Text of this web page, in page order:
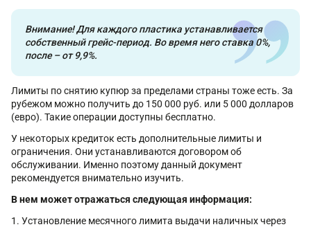
Внимание! Для каждого пластика устанавливается
собственный грейс-период. Во время него ставка 0%,
после – от 9,9%.
Лимиты по снятию купюр за пределами страны тоже есть. За
рубежом можно получить до 150 000 руб. или 5 000 долларов
(евро). Такие операции доступны бесплатно.
У некоторых кредиток есть дополнительные лимиты и
ограничения. Они устанавливаются договором об
обслуживании. Именно поэтому данный документ
рекомендуется внимательно изучить.
В нем может отражаться следующая информация:
Установление месячного лимита выдачи наличных через